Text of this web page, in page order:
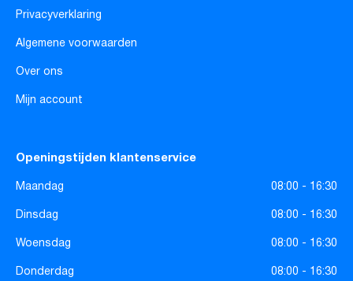
Privacyverklaring
Algemene voorwaarden
Over ons
Mijn account
Openingstijden klantenservice
Maandag
08:00 - 16:30
Dinsdag
08:00 - 16:30
Woensdag
08:00 - 16:30
Donderdag
08:00 - 16:30